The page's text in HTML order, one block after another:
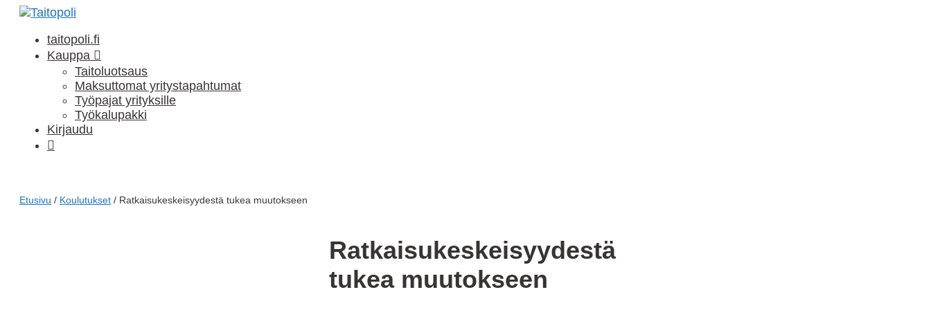
Siirry
taitopoli.fi
Kauppa
Taitoluotsaus
Maksuttomat yritystapahtumat
Työpajat yrityksille
Työkalupakki
Kirjaudu
Ostoskori
Etusivu / Koulutukset / Ratkaisukeskeisyydestä tukea muutokseen
Ratkaisukeskeisyydestä
tukea muutokseen